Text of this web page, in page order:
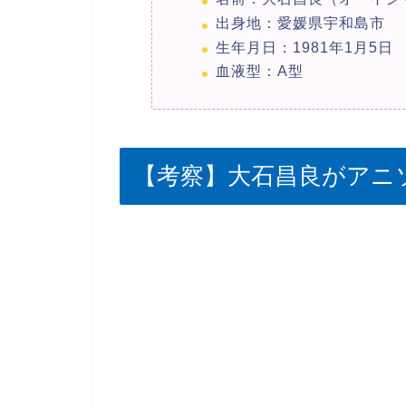
出身地：愛媛県宇和島市
生年月日：1981年1月5日
血液型：A型
【考察】大石昌良がア